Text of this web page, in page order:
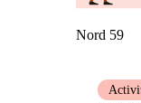
Nord 59